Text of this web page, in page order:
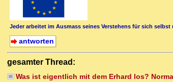
Jeder arbeitet im Ausmass seines Verstehens für sich
antworten
gesamter Thread:
Was ist eigentlich mit dem Erhard los?